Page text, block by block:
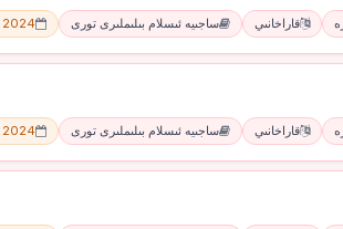
قاراخانىي ساجىيە ئىسلام بىلىملىرى تورى 2024 - يىل
قاراخانىي ساجىيە ئىسلام بىلىملىرى تورى 2024 - يىل